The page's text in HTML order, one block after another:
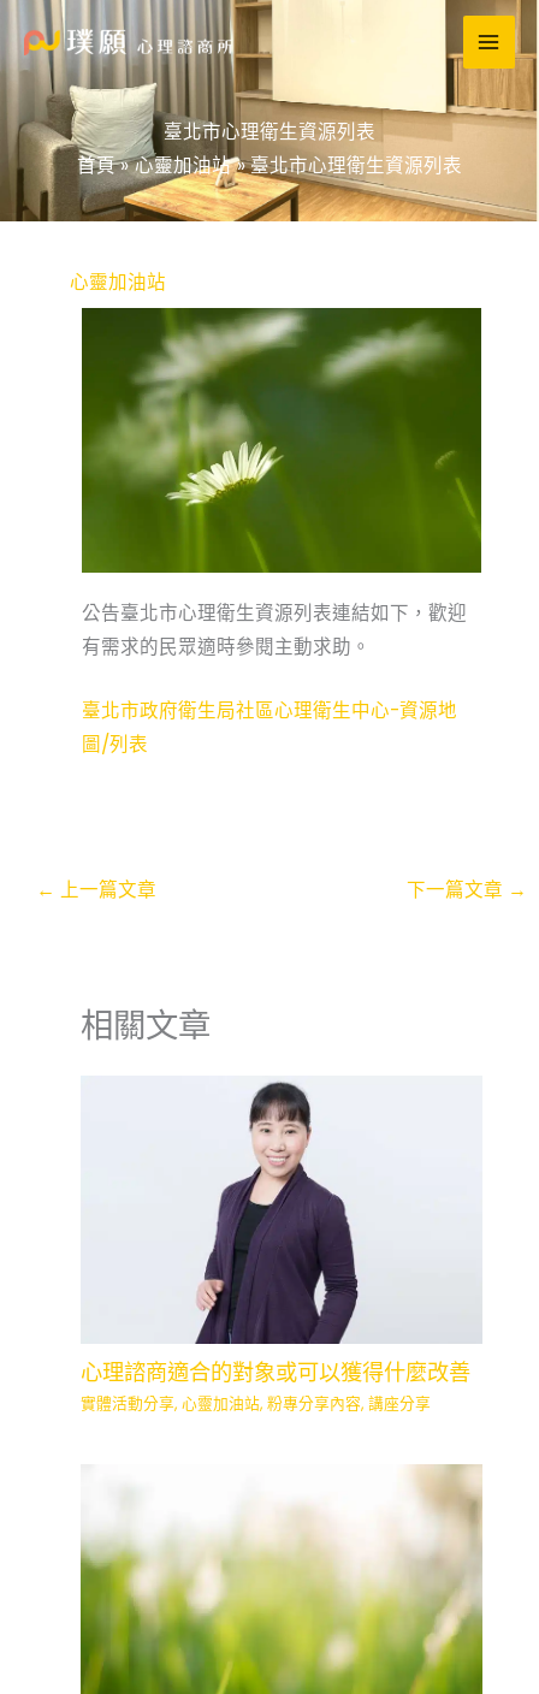
臺北市心理衛生資源列表
首頁
心靈加油站 臺北市心理衛生資源列表
心靈加油站
公告臺北市心理衛生資源列表連結如下，歡迎
有需求的民眾適時參閱主動求助。
臺北市政府衛生局社區心理衛生中心-資源地
圖/列表
← 上一篇文章 下一篇文章 →
相關文章
心理諮商適合的對象或可以獲得什麼改善
實體活動分享,心靈加油站,粉專分享內容,講座分享